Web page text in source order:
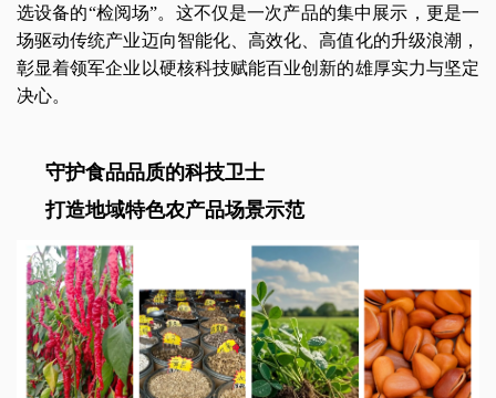
选设备的“检阅场”。这不仅是一次产品的集中展示，更是一
场驱动传统产业迈向智能化、高效化、高值化的升级浪潮，
彰显着领军企业以硬核科技赋能百业创新的雄厚实力与坚定
决心。
守护食品品质的科技卫士
打造地域特色农产品场景示范